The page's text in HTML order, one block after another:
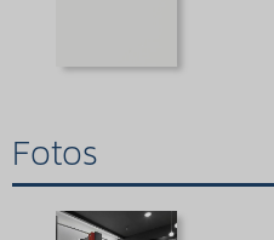
Fotos